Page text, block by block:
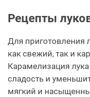
Рецепты
Для приготовления
как свежий, так и
Карамелизация
сладость и
мягкий и